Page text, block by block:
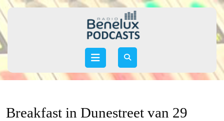
Skip
to
Open
Breakfast in Dunestreet van 29